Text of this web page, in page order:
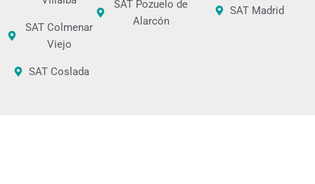
SAT Colmenar
Viejo
SAT Coslada
SAT Pozuelo de
Alarcón
SAT Madrid